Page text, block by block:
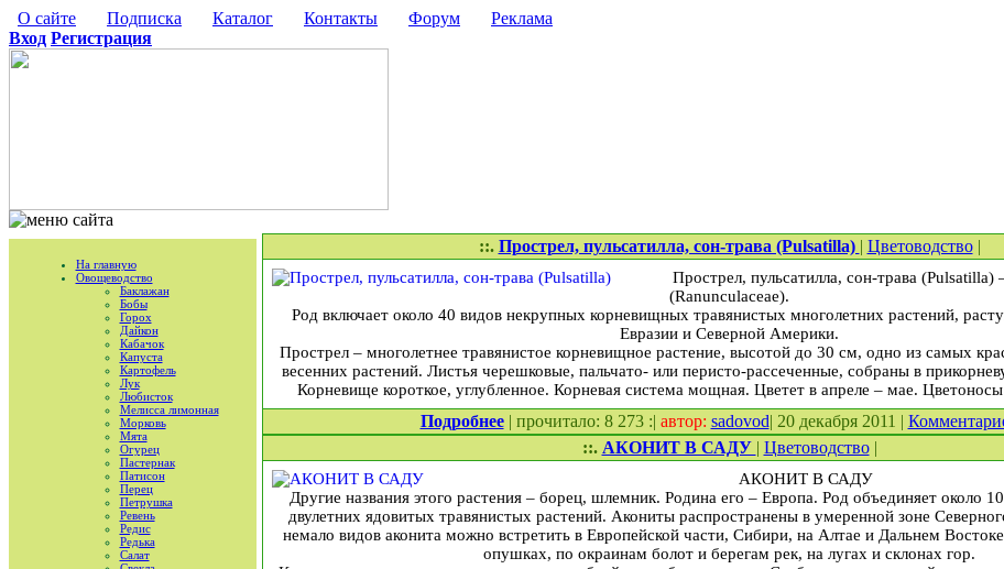
О сайте Подписка Каталог Контакты Форум
Реклама
Вход Регистрация
На главную
Овощеводство
Баклажан
Бобы
Горох
Дайкон
Кабачок
Капуста
Картофель
Лук
Любисток
Мелисса лимонная
Морковь
Мята
Огурец
Пастернак
Патисон
Перец
Петрушка
Ревень
Редис
Редька
Салат
::. Прострел, пульсатилла, сон-трава (Pulsatilla) | Цветоводство|
Прострел, пульсатилла, сон-трава (Pulsatilla)
(Ranunculaceae).
Род включает около 40 видов некрупных корневищных травянистых многолетних растений,
Евразии и Северной Америки.
Прострел – многолетнее травянистое корневищное растение, высотой до 30 см, одно из самых
весенних растений. Листья черешковые, пальчато- или перисто-рассеченные, собраны в
Корневище короткое, углубленное. Корневая система мощная. Цветет в апреле – мае.
Подробнее| прочитало: 8 273 :| автор: sadovod| 20 декабря 2011 |
::. АКОНИТ В САДУ | Цветоводство|
АКОНИТ В САДУ
Другие названия этого растения – борец, шлемник. Родина его – Европа. Род объединяет около
двулетних ядовитых травянистых растений. Акониты распространены в умеренной зоне
немало видов аконита можно встретить в Европейской части, Сибири, на Алтае и Дальнем
опушках, по окраинам болот и берегам рек, на лугах и склонах гор.